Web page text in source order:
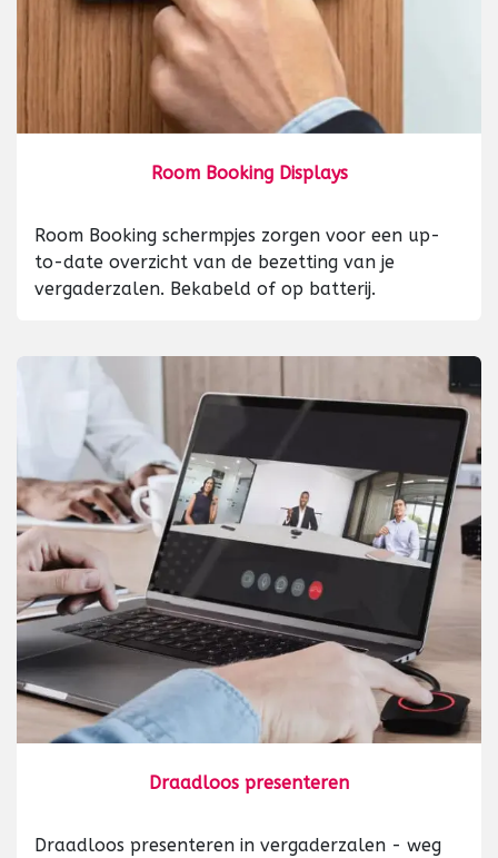
Room Booking Displays
Room Booking schermpjes zorgen voor een up-
to-date overzicht van de bezetting van je
vergaderzalen. Bekabeld of op batterij.
Draadloos presenteren
Draadloos presenteren in vergaderzalen - weg